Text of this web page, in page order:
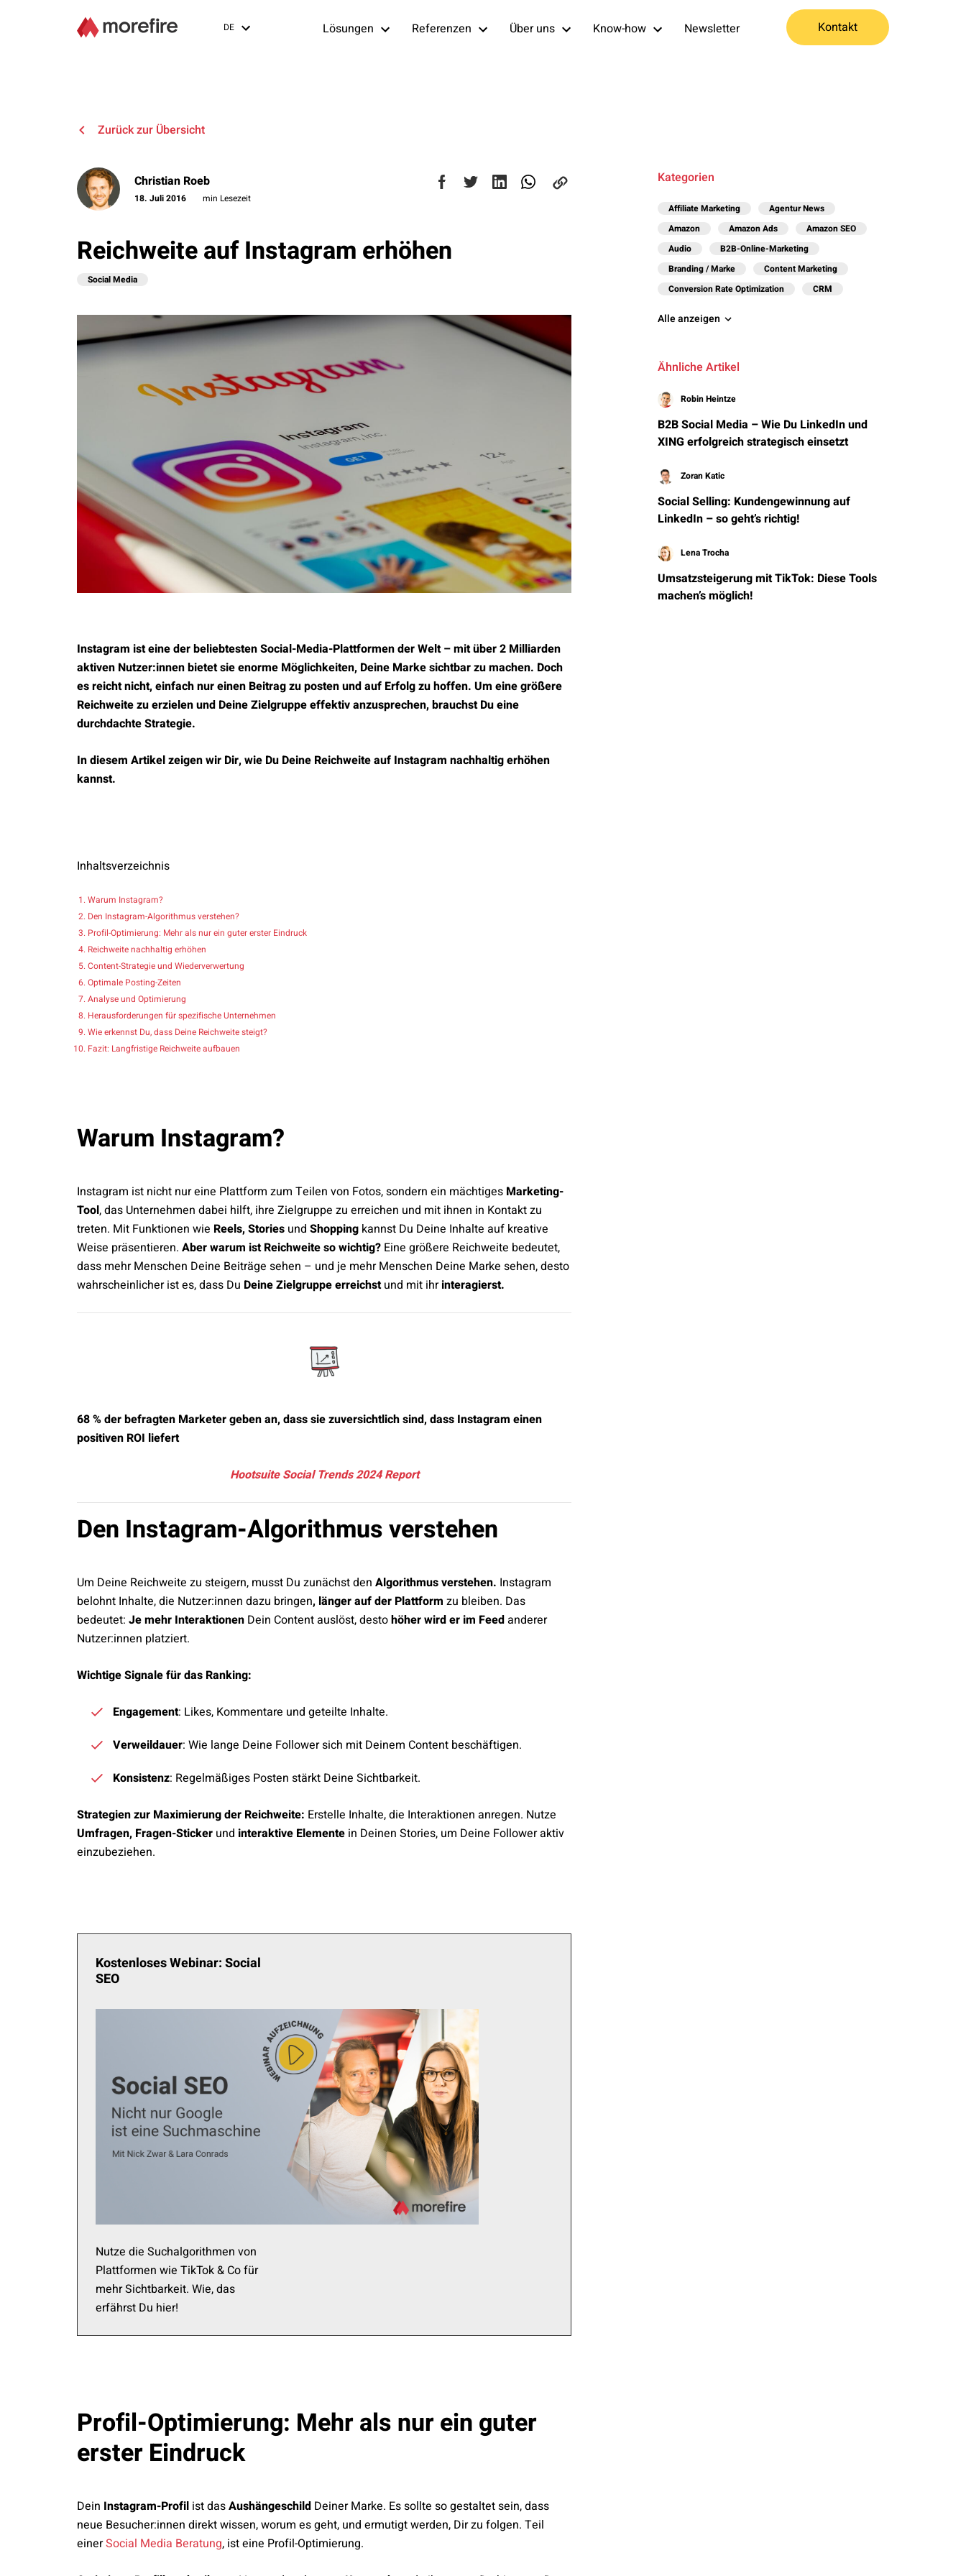
DE Lösungen Referenzen Über uns Know-how Newsletter Kontakt
Zurück zur Übersicht
Christian Roeb
18. Juli 2016 min Lesezeit
Reichweite auf Instagram erhöhen
Social Media
Instagram ist eine der beliebtesten Social-Media-Plattformen der Welt – mit über 2 Milliarden
aktiven Nutzer:innen bietet sie enorme Möglichkeiten, Deine Marke sichtbar zu machen. Doch
es reicht nicht, einfach nur einen Beitrag zu posten und auf Erfolg zu hoffen. Um eine größere
Reichweite zu erzielen und Deine Zielgruppe effektiv anzusprechen, brauchst Du eine
durchdachte Strategie.
In diesem Artikel zeigen wir Dir, wie Du Deine Reichweite auf Instagram nachhaltig erhöhen
kannst.
Inhaltsverzeichnis
Warum Instagram?
Den Instagram-Algorithmus verstehen?
Profil-Optimierung: Mehr als nur ein guter erster Eindruck
Reichweite nachhaltig erhöhen
Content-Strategie und Wiederverwertung
Optimale Posting-Zeiten
Analyse und Optimierung
Herausforderungen für spezifische Unternehmen
Wie erkennst Du, dass Deine Reichweite steigt?
Fazit: Langfristige Reichweite aufbauen
Warum Instagram?
Instagram ist nicht nur eine Plattform zum Teilen von Fotos, sondern ein mächtiges Marketing-
Tool, das Unternehmen dabei hilft, ihre Zielgruppe zu erreichen und mit ihnen in Kontakt zu
treten. Mit Funktionen wie Reels, Stories und Shopping kannst Du Deine Inhalte auf kreative
Weise präsentieren. Aber warum ist Reichweite so wichtig? Eine größere Reichweite bedeutet,
dass mehr Menschen Deine Beiträge sehen – und je mehr Menschen Deine Marke sehen, desto
wahrscheinlicher ist es, dass Du Deine Zielgruppe erreichstund mit ihrinteragierst.
68 % der befragten Marketer geben an, dass sie zuversichtlich sind, dass Instagram einen
positiven ROI liefert
Hootsuite Social Trends 2024 Report
Den Instagram-Algorithmus verstehen
Um Deine Reichweite zu steigern, musst Du zunächst den Algorithmus verstehen. Instagram
belohnt Inhalte, die Nutzer:innen dazu bringen, länger auf der Plattform zu bleiben. Das
bedeutet: Je mehr Interaktionen Dein Content auslöst, destohöher wird er im Feedanderer
Nutzer:innen platziert.
Wichtige Signale für das Ranking:
Engagement: Likes, Kommentare und geteilte Inhalte.
Verweildauer: Wie lange Deine Follower sich mit Deinem Content beschäftigen.
Konsistenz: Regelmäßiges Posten stärkt Deine Sichtbarkeit.
Strategien zur Maximierung der Reichweite: Erstelle Inhalte, die Interaktionen anregen. Nutze
Umfragen, Fragen-Sticker und interaktive Elemente in Deinen Stories, um Deine Follower aktiv
einzubeziehen.
Kostenloses Webinar: Social
SEO
Nutze die Suchalgorithmen von
Plattformen wie TikTok & Co für
mehr Sichtbarkeit. Wie, das
erfährst Du hier!
Profil-Optimierung: Mehr als nur ein guter
erster Eindruck
Dein Instagram-Profil ist dasAushängeschild Deiner Marke. Es sollte so gestaltet sein, dass
neue Besucher:innen direkt wissen, worum es geht, und ermutigt werden, Dir zu folgen. Teil
einerSocial Media Beratung, ist eine Profil-Optimierung.
Kategorien
Affiliate Marketing
Agentur News
Amazon
Amazon Ads
Amazon SEO
Audio
B2B-Online-Marketing
Branding / Marke
Content Marketing
Conversion Rate Optimization
CRM
Alle anzeigen
Ähnliche Artikel
Robin Heintze
B2B Social Media – Wie Du LinkedIn und
XING erfolgreich strategisch einsetzt
Zoran Katic
Social Selling: Kundengewinnung auf
LinkedIn – so geht’s richtig!
Lena Trocha
Umsatzsteigerung mit TikTok: Diese Tools
machen’s möglich!